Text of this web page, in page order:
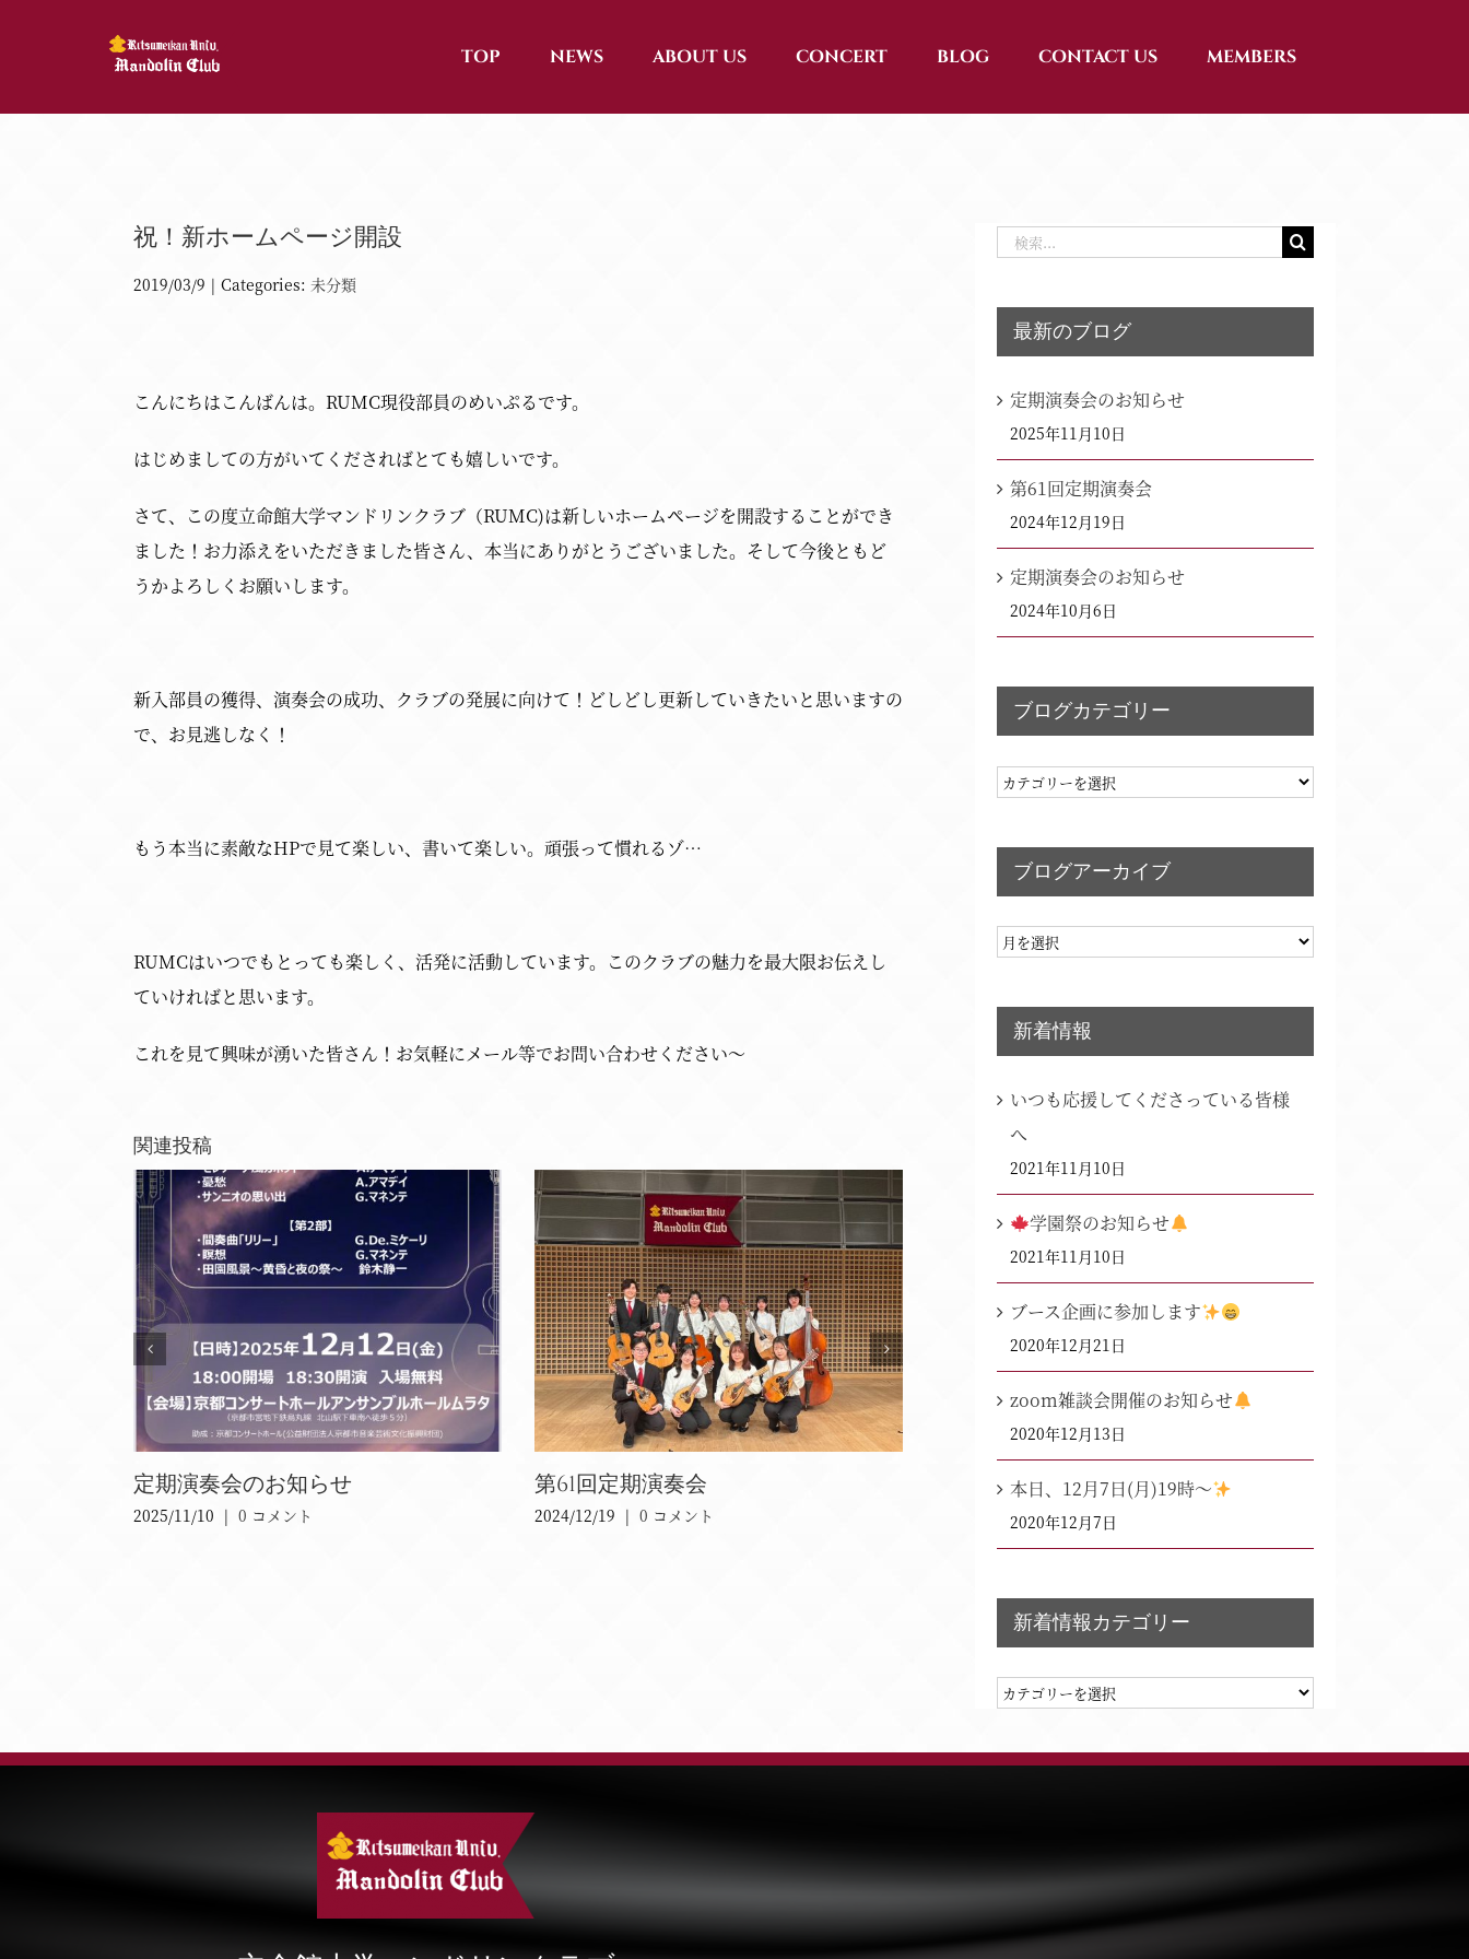
TOP NEWS ABOUT US CONCERT BLOG CONTACT US MEMBERS
祝！新ホームページ開設
2019/03/9 | Categories: 未分類
こんにちはこんばんは。RUMC現役部員のめいぷるです。
はじめましての方がいてくださればとても嬉しいです。
さて、この度立命館大学マンドリンクラブ（RUMC)は新しいホームページを開設することができ
ました！お力添えをいただきました皆さん、本当にありがとうございました。そして今後ともど
うかよろしくお願いします。
新入部員の獲得、演奏会の成功、クラブの発展に向けて！どしどし更新していきたいと思いますの
で、お見逃しなく！
もう本当に素敵なHPで見て楽しい、書いて楽しい。頑張って慣れるゾ…
RUMCはいつでもとっても楽しく、活発に活動しています。このクラブの魅力を最大限お伝えし
ていければと思います。
これを見て興味が湧いた皆さん！お気軽にメール等でお問い合わせください～
関連投稿
定期演奏会のお知らせ
2025/11/10 | 0 コメント
第61回定期演奏会
2024/12/19 | 0 コメント
定期演奏会のお知らせ
| 0 コメント
…
最新のブログ
定期演奏会のお知らせ
2025年11月10日
第61回定期演奏会
2024年12月19日
定期演奏会のお知らせ
2024年10月6日
ブログカテゴリー
ブ
グ
ゴ
ブログアーカイブ
ブ
グ
カ
新着情報
いつも応援してくださっている皆様
へ
2021年11月10日
学園祭のお知らせ
2021年11月10日
ブース企画に参加します
2020年12月21日
zoom雑談会開催のお知らせ
2020年12月13日
本日、12月7日(月)19時～
2020年12月7日
新着情報カテゴリー
新
情